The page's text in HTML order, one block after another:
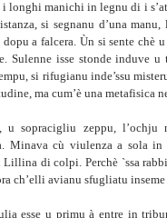
i longhi manichi in legnu di i
si segnanu d’una
a falcera. Ùn si sente chè
Sulenne isse stonde induve u
si rifugianu inde’ssu
ma cum’è una metafisica
u sopracigliu zeppu,
Minava cù viulenza a sola
di colpi. Perchè `ssa
ch’elli avianu sfugliatu
esse u primu à entre in